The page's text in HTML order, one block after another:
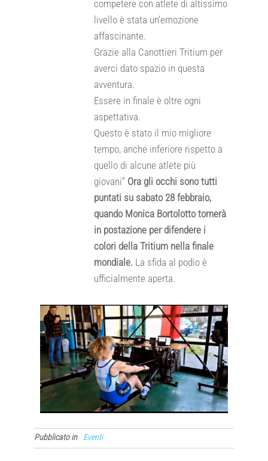
competere con atlete di altissimo
livello è stata un’emozione
affascinante.
Grazie alla Canottieri Tritium per
averci dato spazio in questa
avventura.
Essere in finale è oltre ogni
aspettativa.
Questo è stato il mio migliore
tempo, anche inferiore rispetto a
quello di alcune atlete più
giovani” Ora gli occhi sono tutti
puntati su sabato 28 febbraio,
quando Monica Bortolotto tornerà
in postazione per difendere i
colori della Tritium nella finale
mondiale.La sfida al podio è
ufficialmente aperta.
Pubblicato in Eventi